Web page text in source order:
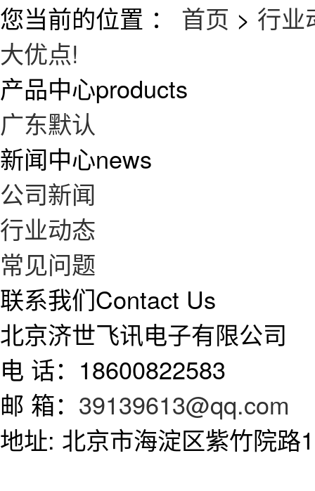
您当前的位置 ： 首页 > 行业
大优点!
产品中心products
广东默认
新闻中心news
公司新闻
行业动态
常见问题
联系我们Contact Us
北京济世飞讯电子有限公司
电 话：18600822583
邮 箱： 39139613@qq.com
地址: 北京市海淀区紫竹院路